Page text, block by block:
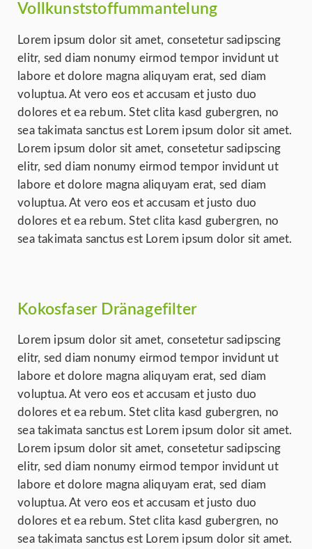
Vollkunststoffummantelung
Lorem ipsum dolor sit amet, consetetur sadipscing
elitr, sed diam nonumy eirmod tempor invidunt ut
labore et dolore magna aliquyam erat, sed diam
voluptua. At vero eos et accusam et justo duo
dolores et ea rebum. Stet clita kasd gubergren, no
sea takimata sanctus est Lorem ipsum dolor sit amet.
Lorem ipsum dolor sit amet, consetetur sadipscing
elitr, sed diam nonumy eirmod tempor invidunt ut
labore et dolore magna aliquyam erat, sed diam
voluptua. At vero eos et accusam et justo duo
dolores et ea rebum. Stet clita kasd gubergren, no
sea takimata sanctus est Lorem ipsum dolor sit amet.
Kokosfaser Dränagefilter
Lorem ipsum dolor sit amet, consetetur sadipscing
elitr, sed diam nonumy eirmod tempor invidunt ut
labore et dolore magna aliquyam erat, sed diam
voluptua. At vero eos et accusam et justo duo
dolores et ea rebum. Stet clita kasd gubergren, no
sea takimata sanctus est Lorem ipsum dolor sit amet.
Lorem ipsum dolor sit amet, consetetur sadipscing
elitr, sed diam nonumy eirmod tempor invidunt ut
labore et dolore magna aliquyam erat, sed diam
voluptua. At vero eos et accusam et justo duo
dolores et ea rebum. Stet clita kasd gubergren, no
sea takimata sanctus est Lorem ipsum dolor sit amet.